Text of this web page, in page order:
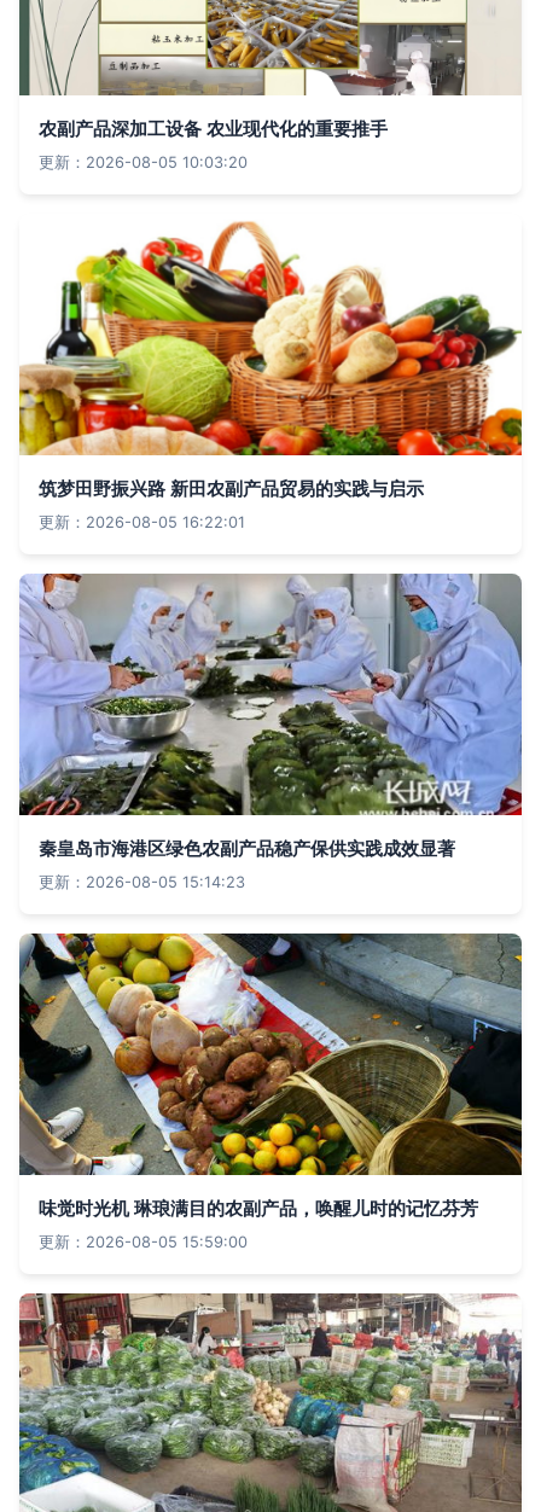
农副产品深加工设备 农业现代化的重要推手
更新：2026-08-05 10:03:20
筑梦田野振兴路 新田农副产品贸易的实践与启示
更新：2026-08-05 16:22:01
秦皇岛市海港区绿色农副产品稳产保供实践成效显著
更新：2026-08-05 15:14:23
味觉时光机 琳琅满目的农副产品，唤醒儿时的记忆芬芳
更新：2026-08-05 15:59:00